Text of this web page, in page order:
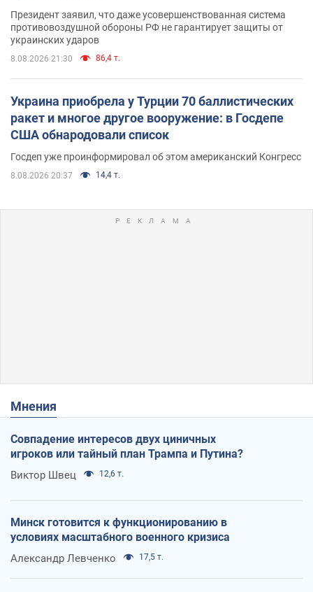
Президент заявил, что даже усовершенствованная система
противовоздушной обороны РФ не гарантирует защиты от
украинских ударов
8.08.2026 21:30 86,4 т.
Украина приобрела у Турции 70 баллистических
ракет и многое другое вооружение: в Госдепе
США обнародовали список
Госдеп уже проинформировал об этом американский Конгресс
8.08.2026 20:37 14,4 т.
Мнения
Совпадение интересов двух циничных
игроков или тайный план Трампа и Путина?
Виктор Швец 12,6 т.
Минск готовится к функционированию в
условиях масштабного военного кризиса
Александр Левченко 17,5 т.